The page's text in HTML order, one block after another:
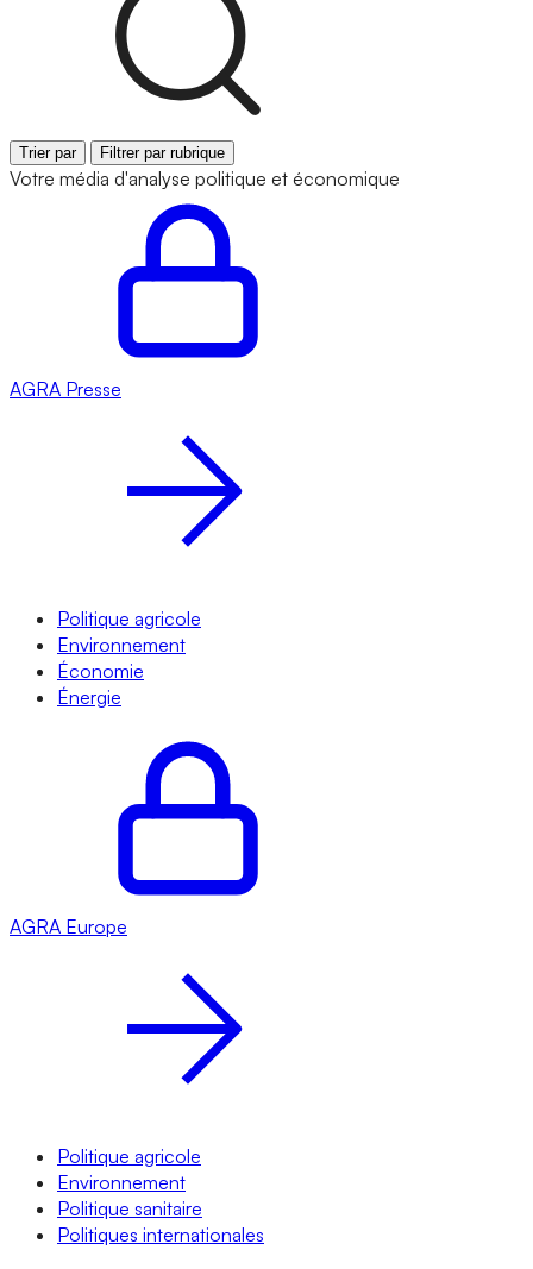
Trier par Filtrer par rubrique
Votre média d'analyse politique et économique
AGRA Presse
Politique agricole
Environnement
Économie
Énergie
AGRA Europe
Politique agricole
Environnement
Politique sanitaire
Politiques internationales